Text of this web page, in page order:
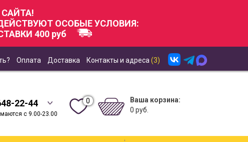
ОСОБЫЕ УСЛОВИЯ:
400 руб
Оплата Доставка Контакты и адреса (3)
22-44
с 9.00-23.00
0
Ваша корзина:
0 руб.